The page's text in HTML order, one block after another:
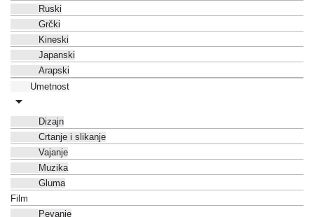
Ruski
Grčki
Kineski
Japanski
Arapski
Umetnost
Dizajn
Crtanje i slikanje
Vajanje
Muzika
Gluma
Film
Pevanje